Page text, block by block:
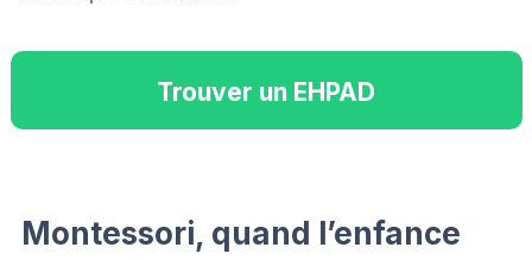
Trouver un EHPAD
Montessori, quand l’enfance